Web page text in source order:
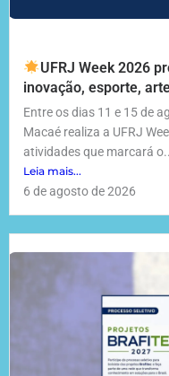
UFRJ Week 2026
inovação, esporte,
Entre os dias 11 e 15 de
Macaé realiza a UFRJ
atividades que marcará
Leia mais...
6 de agosto de 2026